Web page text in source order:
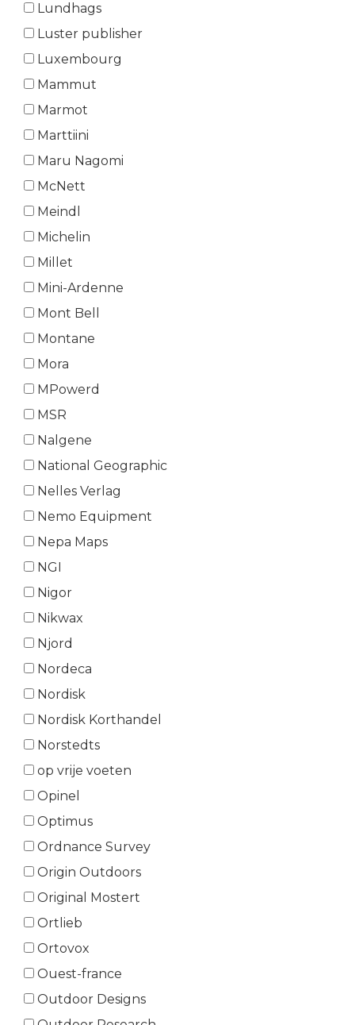
Lundhags
Luster publisher
Luxembourg
Mammut
Marmot
Marttiini
Maru Nagomi
McNett
Meindl
Michelin
Millet
Mini-Ardenne
Mont Bell
Montane
Mora
MPowerd
MSR
Nalgene
National Geographic
Nelles Verlag
Nemo Equipment
Nepa Maps
NGI
Nigor
Nikwax
Njord
Nordeca
Nordisk
Nordisk Korthandel
Norstedts
op vrije voeten
Opinel
Optimus
Ordnance Survey
Origin Outdoors
Original Mostert
Ortlieb
Ortovox
Ouest-france
Outdoor Designs